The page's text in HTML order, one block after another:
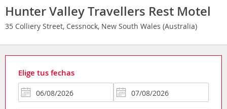
Hunter Valley Travellers Rest Motel
35 Colliery Street, Cessnock, New South Wales (Australia)
Elige tus fechas